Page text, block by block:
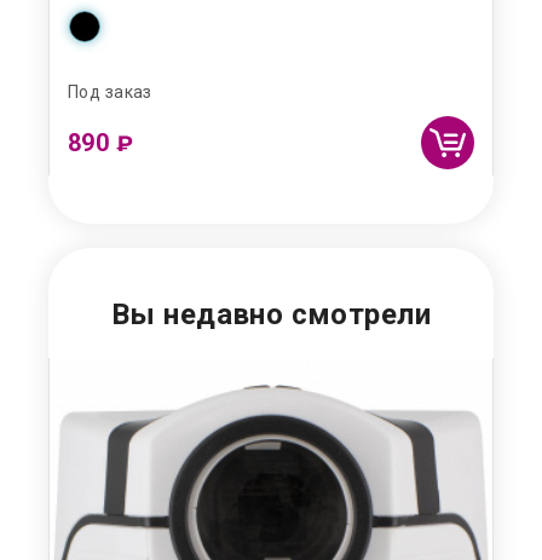
Под заказ
890 ₽
Вы недавно смотрели